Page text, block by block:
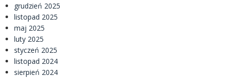
grudzień 2025
listopad 2025
maj 2025
luty 2025
styczeń 2025
listopad 2024
sierpień 2024